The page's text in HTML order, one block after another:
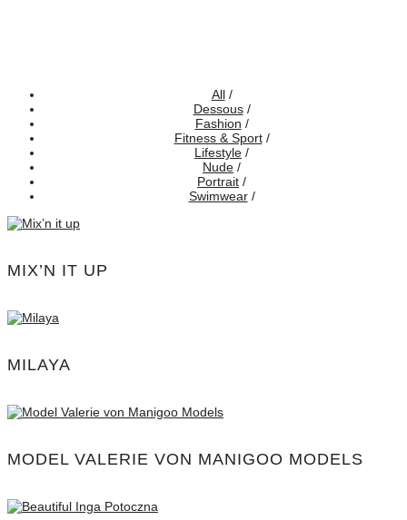
All /
Dessous /
Fashion /
Fitness & Sport /
Lifestyle /
Nude /
Portrait /
Swimwear /
MIX’N IT UP
MILAYA
MODEL VALERIE VON MANIGOO MODELS